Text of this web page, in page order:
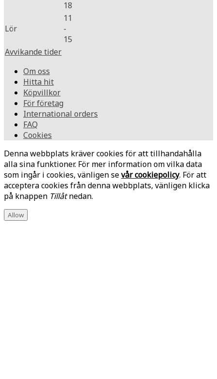
18
Lör
11
-
15
Avvikande tider
Om oss
Hitta hit
Köpvillkor
För företag
International orders
FAQ
Cookies
Denna webbplats kräver cookies för att tillhandahålla
alla sina funktioner. För mer information om vilka data
som ingår i cookies, vänligen sevår cookiepolicy. För att
acceptera cookies från denna webbplats, vänligen klicka
på knappen Tillåtnedan.
Allow